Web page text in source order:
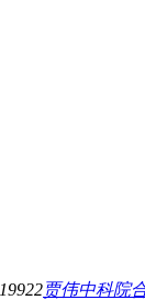
19922贾伟中科院